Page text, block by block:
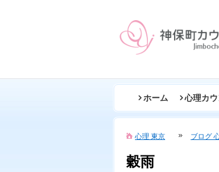
ホーム 心理カ
心理 東京 ブログ
穀雨